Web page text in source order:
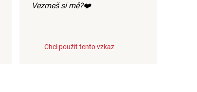
Vezmeš si mě?❤️
Chci použít tento vzkaz